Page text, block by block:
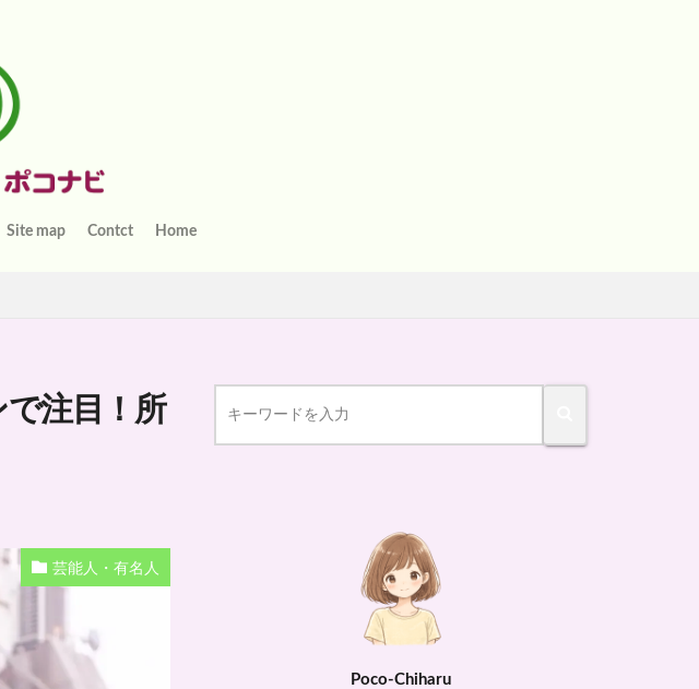
Site map Contct Home
注目！所
芸能人・有名人
Poco-Chiharu